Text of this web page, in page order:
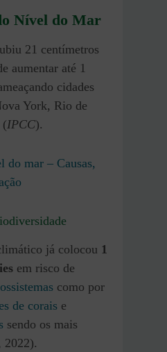
Nível do Mar
21 centímetros
aumentar até 1
cidades
York, Rio de
(IPCC).
do mar – Causas,
já colocou 1
em risco de
como por
de corais e
sendo os mais
2022).